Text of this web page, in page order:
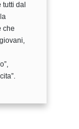
dal
che